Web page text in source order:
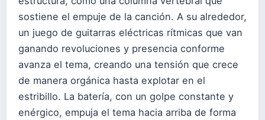
sostiene el empuje de la canción. A su alrededor,
un juego de guitarras eléctricas rítmicas que van
ganando revoluciones y presencia conforme
avanza el tema, creando una tensión que crece
de manera orgánica hasta explotar en el
estribillo. La batería, con un golpe constante y
enérgico, empuja el tema hacia arriba de forma